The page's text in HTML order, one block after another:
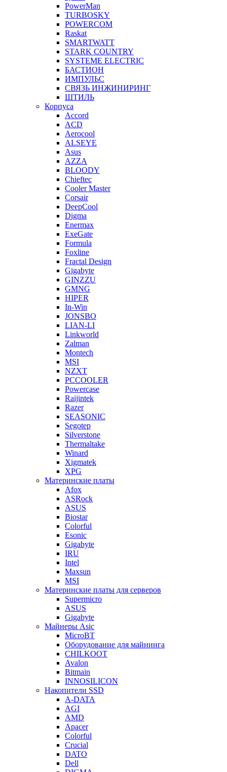
PowerMan
TURBOSKY
POWERCOM
Raskat
SMARTWATT
STARK COUNTRY
SYSTEME ELECTRIC
БАСТИОН
ИМПУЛЬС
СВЯЗЬ ИНЖИНИРИНГ
ШТИЛЬ
Корпуса
Accord
ACD
Aerocool
ALSEYE
Asus
AZZA
BLOODY
Chieftec
Cooler Master
Corsair
DeepCool
Digma
Enermax
ExeGate
Formula
Foxline
Fractal Design
Gigabyte
GINZZU
GMNG
HIPER
In-Win
JONSBO
LIAN-LI
Linkworld
Zalman
Montech
MSI
NZXT
PCCOOLER
Powercase
Raijintek
Razer
SEASONIC
Segotep
Silverstone
Thermaltake
Winard
Xigmatek
XPG
Материнские платы
Afox
ASRock
ASUS
Biostar
Colorful
Esonic
Gigabyte
IRU
Intel
Maxsun
MSI
Материнские платы для серверов
Supermicro
ASUS
Gigabyte
Майнеры Asic
MicroBT
Оборудование для майнинга
CHILKOOT
Avalon
Bitmain
INNOSILICON
Накопители SSD
A-DATA
AGI
AMD
Apacer
Colorful
Crucial
DATO
Dell